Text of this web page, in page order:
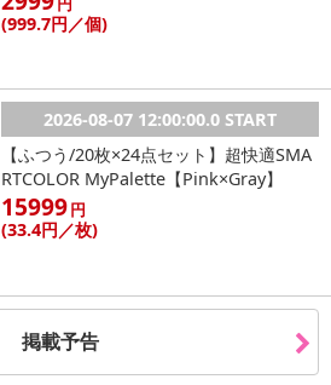
(999.7円 ／個)
2026-08-07 12:00:00.0 START
【ふつう/20枚×24点セット】超快適SMA
RTCOLOR MyPalette【Pink×Gray】
15999円
(33.4円／枚)
掲載予告